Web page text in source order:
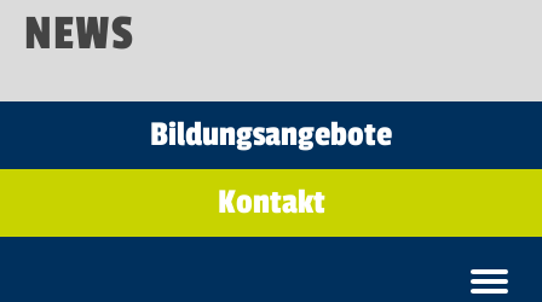
NEWS
Bildungsangebote
Kontakt